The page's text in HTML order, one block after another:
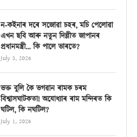
ন-কইনাৰ দৰে সজোৱা চহৰ, মচি পেলোৱা
এখন ছবি আৰু নতুন দিল্লীত জাপানৰ
প্ৰধানমন্ত্ৰী… কি পালে ভাৰতে?
July 3, 2026
ভক্ত বুলি কৈ ভগৱান ৰামক চৰম
বিশ্বাসঘাটকতা! অযোধ্যাৰ ৰাম মন্দিৰত কি
ঘটিল, কি নঘটিল?
July 1, 2026